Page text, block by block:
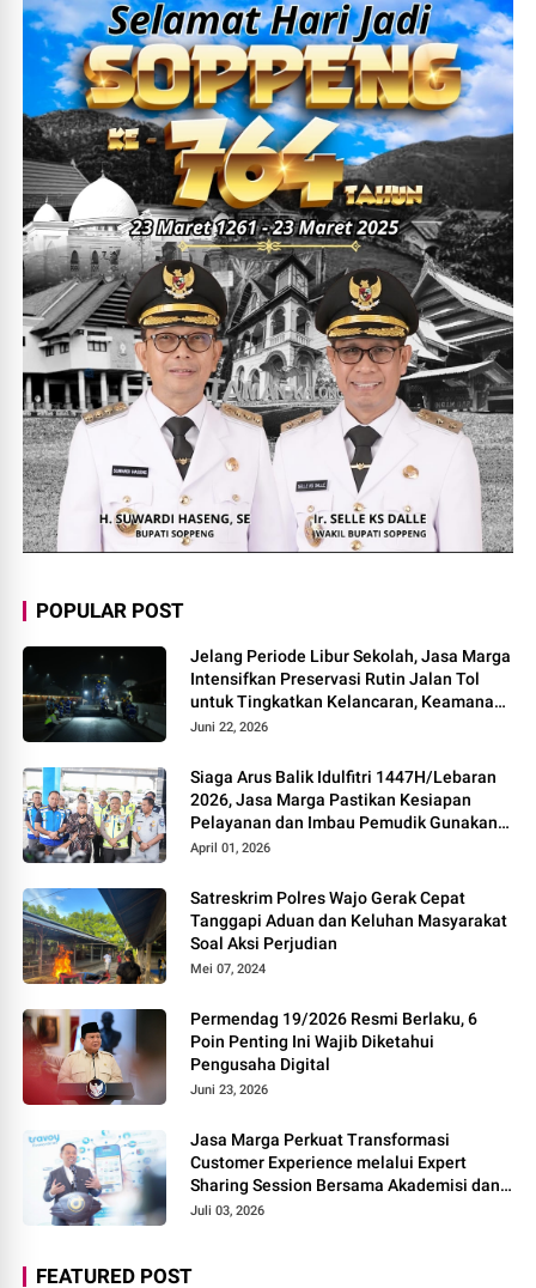
POPULAR POST
Jelang Periode Libur Sekolah, Jasa Marga
Intensifkan Preservasi Rutin Jalan Tol
untuk Tingkatkan Kelancaran, Keamanan
dan Kenyamanan Perjalanan
Juni 22, 2026
Siaga Arus Balik Idulfitri 1447H/Lebaran
2026, Jasa Marga Pastikan Kesiapan
Pelayanan dan Imbau Pemudik Gunakan
Rest Area Alternatif
April 01, 2026
Satreskrim Polres Wajo Gerak Cepat
Tanggapi Aduan dan Keluhan Masyarakat
Soal Aksi Perjudian
Mei 07, 2024
Permendag 19/2026 Resmi Berlaku, 6
Poin Penting Ini Wajib Diketahui
Pengusaha Digital
Juni 23, 2026
Jasa Marga Perkuat Transformasi
Customer Experience melalui Expert
Sharing Session Bersama Akademisi dan
Praktisi
Juli 03, 2026
FEATURED POST